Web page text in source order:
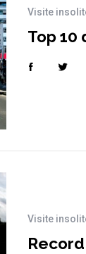
Visite
Top 10
Visite